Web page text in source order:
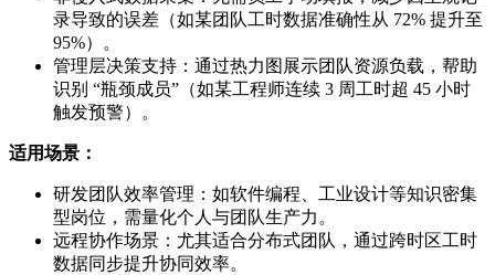
录导致的误差（如某团队工时数据准确性从 72% 提升至
95%）。
管理层决策支持：通过热力图展示团队资源负载，帮助
识别 “瓶颈成员”（如某工程师连续 3 周工时超 45 小时
触发预警）。
适用场景：
研发团队效率管理：如软件编程、工业设计等知识密集
型岗位，需量化个人与团队生产力。
远程协作场景：尤其适合分布式团队，通过跨时区工时
数据同步提升协同效率。